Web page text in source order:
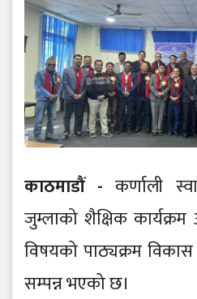
काठमाडौं -कर्णाली
जुम्लाको शैक्षिक
विषयको पाठ्यक्रम विकास
सम्पन्न भएको छ।